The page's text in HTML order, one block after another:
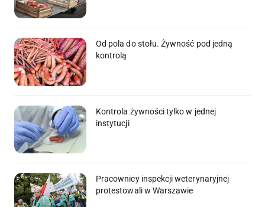
Od pola do stołu. Żywność pod jedną
kontrolą
Kontrola żywności tylko w jednej
instytucji
Pracownicy inspekcji weterynaryjnej
protestowali w Warszawie